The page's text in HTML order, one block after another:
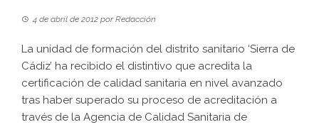
4 de abril de 2012 porRedacción
La unidad de formación del distrito sanitario ‘Sierra de
Cádiz’ ha recibido el distintivo que acredita la
certificación de calidad sanitaria en nivel avanzado
tras haber superado su proceso de acreditación a
través de la Agencia de Calidad Sanitaria de